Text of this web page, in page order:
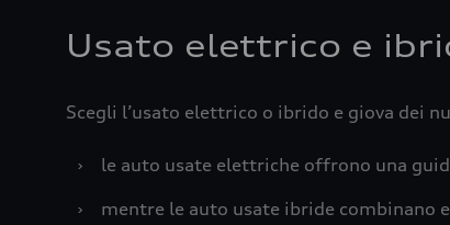
Usato elettrico e
Scegli l’usato elettrico o ibrido e giova dei
›
le auto usate elettriche offrono una
›
mentre le auto usate ibride